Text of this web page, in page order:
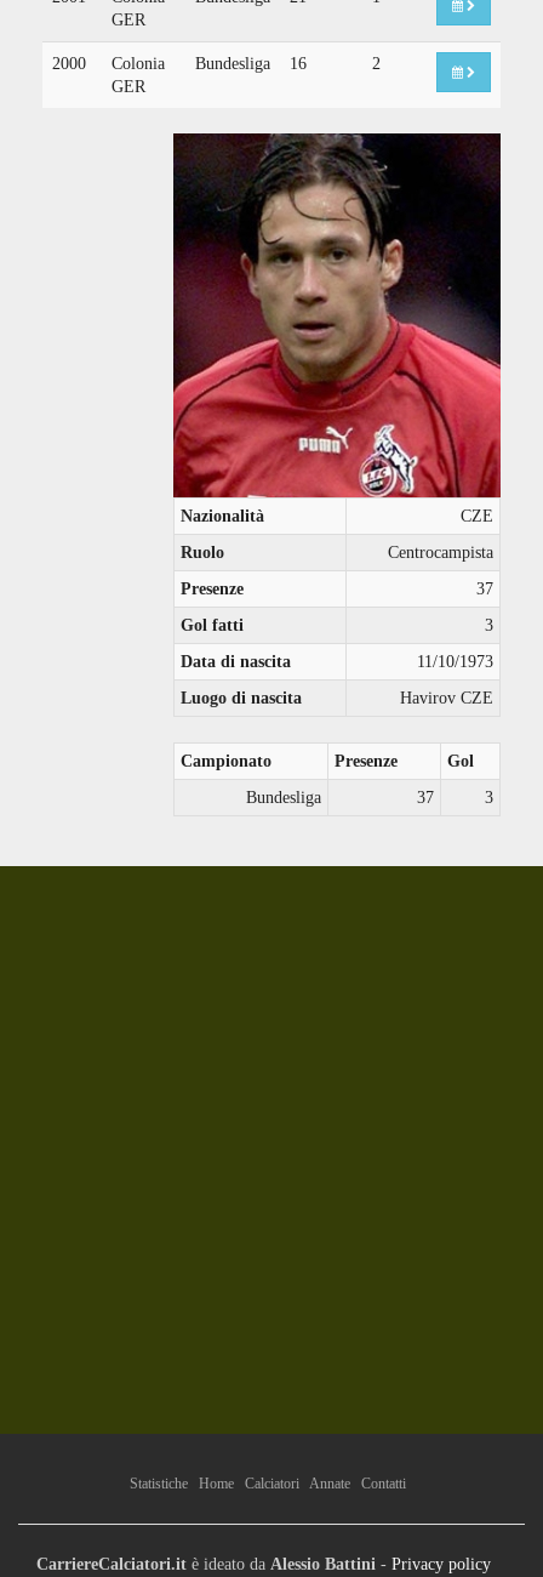
GER
2000
Colonia
GER
Bundesliga 16 2
Nazionalità
CZE
Ruolo
Centrocampista
Presenze
37
Gol fatti
3
Data di nascita
11/10/1973
Luogo di nascita
Havirov CZE
Campionato Presenze
Gol
Bundesliga
37 3
Statistiche Home Calciatori Annate Contatti
CarriereCalciatori.it è ideato da Alessio Battini - Privacy policy